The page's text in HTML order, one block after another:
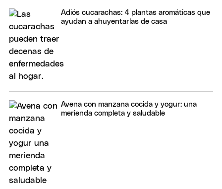
Adiós cucarachas: 4 plantas aromáticas que
ayudan a ahuyentarlas de casa
Avena con manzana cocida y yogur: una
merienda completa y saludable